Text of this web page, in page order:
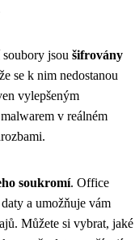
jsou šifrovány
se k nim nedostanou
vylepšeným
v reálném
soukromí. Office
a umožňuje vám
Můžete si vybrat, jaké